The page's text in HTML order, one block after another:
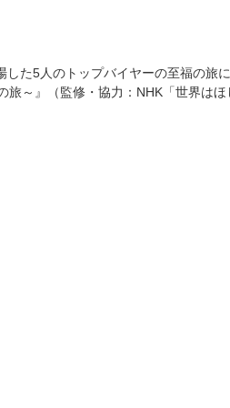
た5人のトップバイヤーの至福の旅
～』（監修・協力：NHK「世界は